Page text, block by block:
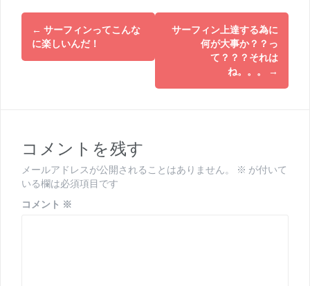
投
稿
ー
シ
ョ
ン
← サーフィンってこんな
に楽しいんだ！
サーフィン上達する為に
何が大事か？？っ
て？？？それは
ね。。。
→
コメントを残す
メールアドレスが公開されることはありません。 ※ が付いて
いる欄は必須項目です
コメント ※